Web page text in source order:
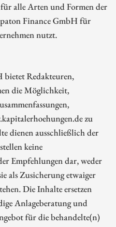
alle Arten und Formen der
Finance GmbH für
nutzt.
Redakteuren,
die Möglichkeit,
zu
dienen ausschließlich der
keine
Empfehlungen dar, weder
als Zusicherung etwaiger
Die Inhalte ersetzen
Anlageberatung und
für die behandelte(n)